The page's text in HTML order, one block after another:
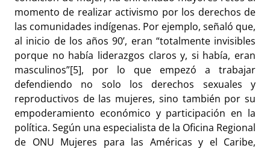
momento de realizar activismo por los derechos de
las comunidades indígenas. Por ejemplo, señaló que,
al inicio de los años 90’, eran “totalmente invisibles
porque no había liderazgos claros y, si había, eran
masculinos”[5], por lo que empezó a trabajar
defendiendo no solo los derechos sexuales y
reproductivos de las mujeres, sino también por su
empoderamiento económico y participación en la
política. Según una especialista de la Oficina Regional
de ONU Mujeres para las Américas y el Caribe,